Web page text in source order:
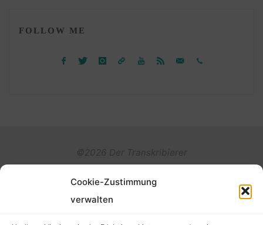
Cookie-Zustimmung
verwalten
FOLLOW ME
©2026 Der Transkribierer